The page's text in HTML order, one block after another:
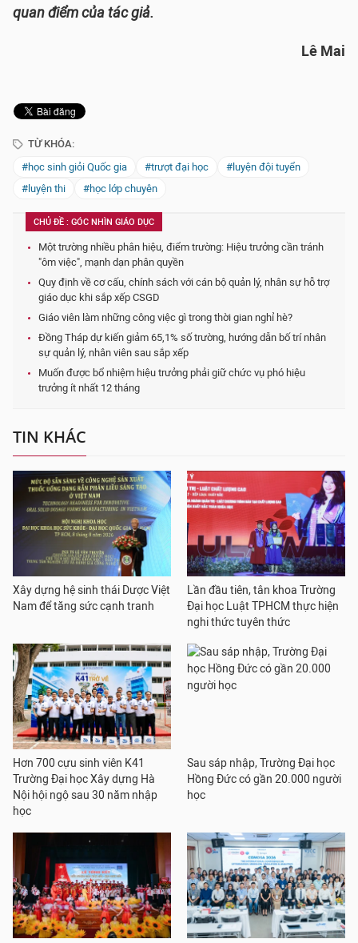
quan điểm của tác giả.
Lê Mai
TỪ KHÓA:
#học sinh giỏi Quốc gia
#trượt đại học
#luyện đội tuyển
#luyện thi
#học lớp chuyên
CHỦ ĐỀ : GÓC NHÌN GIÁO DỤC
Một trường nhiều phân hiệu, điểm trường: Hiệu trưởng cần tránh
"ôm việc", mạnh dạn phân quyền
Quy định về cơ cấu, chính sách với cán bộ quản lý, nhân sự hỗ trợ
giáo dục khi sắp xếp CSGD
Giáo viên làm những công việc gì trong thời gian nghỉ hè?
Đồng Tháp dự kiến giảm 65,1% số trường, hướng dẫn bố trí nhân
sự quản lý, nhân viên sau sắp xếp
Muốn được bổ nhiệm hiệu trưởng phải giữ chức vụ phó hiệu
trưởng ít nhất 12 tháng
TIN KHÁC
Xây dựng hệ sinh thái Dược Việt
Nam để tăng sức cạnh tranh
Lần đầu tiên, tân khoa Trường
Đại học Luật TPHCM thực hiện
nghi thức tuyên thức
Hơn 700 cựu sinh viên K41
Trường Đại học Xây dựng Hà
Nội hội ngộ sau 30 năm nhập
học
Sau sáp nhập, Trường Đại học
Hồng Đức có gần 20.000 người
học